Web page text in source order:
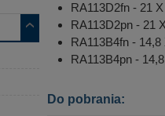
RA113D2fn - 21
RA113D2pn - 21
RA113B4fn -
RA113B4pn -
Do pobrania: